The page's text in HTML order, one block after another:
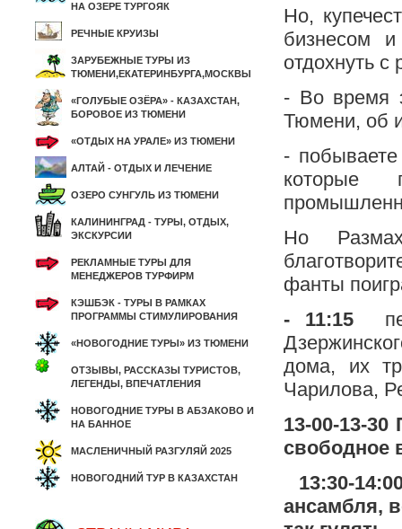
НА ОЗЕРЕ ТУРГОЯК
РЕЧНЫЕ КРУИЗЫ
ЗАРУБЕЖНЫЕ ТУРЫ ИЗ
ТЮМЕНИ,ЕКАТЕРИНБУРГА,МОСКВЫ
«ГОЛУБЫЕ ОЗЁРА» - КАЗАХСТАН,
БОРОВОЕ ИЗ ТЮМЕНИ
«ОТДЫХ НА УРАЛЕ» ИЗ ТЮМЕНИ
АЛТАЙ - ОТДЫХ И ЛЕЧЕНИЕ
ОЗЕРО СУНГУЛЬ ИЗ ТЮМЕНИ
КАЛИНИНГРАД - ТУРЫ, ОТДЫХ,
ЭКСКУРСИИ
РЕКЛАМНЫЕ ТУРЫ ДЛЯ
МЕНЕДЖЕРОВ ТУРФИРМ
КЭШБЭК - ТУРЫ В РАМКАХ
ПРОГРАММЫ СТИМУЛИРОВАНИЯ
«НОВОГОДНИЕ ТУРЫ» ИЗ ТЮМЕНИ
ОТЗЫВЫ, РАССКАЗЫ ТУРИСТОВ,
ЛЕГЕНДЫ, ВПЕЧАТЛЕНИЯ
НОВОГОДНИЕ ТУРЫ В АБЗАКОВО И
НА БАННОЕ
МАСЛЕНИЧНЫЙ РАЗГУЛЯЙ 2025
НОВОГОДНИЙ ТУР В КАЗАХСТАН
Но,
бизнесом
отдохнуть
- Во время
Тюмени, об
-
которые
Но
фанты
- 11:15
дома, их
Чарилова,
13-00-13-
свободное
13:30-
ансамбля,